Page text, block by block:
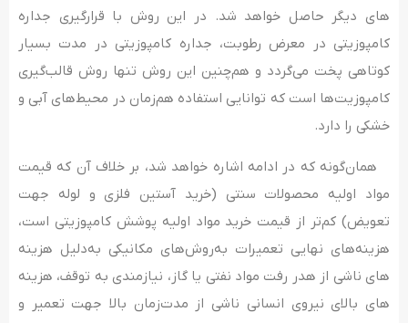
های دیگر حاصل خواهد شد. در این روش با قرارگیری جداره
کامپوزیتی در معرض رطوبت، جداره کامپوزیتی در مدت بسیار
کوتاهی پخت می‌گردد و هم‌چنین این روش تنها روش قالب‌گیری
کامپوزیت­‌ها است که توانایی استفاده هم‌زمان در محیط­‌های آبی و
خشکی را دارد.
همان‌گونه که در ادامه اشاره خواهد شد، بر خلاف آن که قیمت
مواد اولیه محصولات سنتی (خرید آستین فلزی و لوله جهت
تعویض) کم‌تر از قیمت خرید مواد اولیه پوشش کامپوزیتی است،
هزینه­‌های نهایی تعمیرات به‌روش­‌های مکانیکی به‌دلیل هزینه­‌
های ناشی از هدر رفت مواد نفتی یا گاز، نیازمندی به توقف، هزینه­‌
های بالای نیروی انسانی ناشی از مدت‌زمان بالا جهت تعمیر و